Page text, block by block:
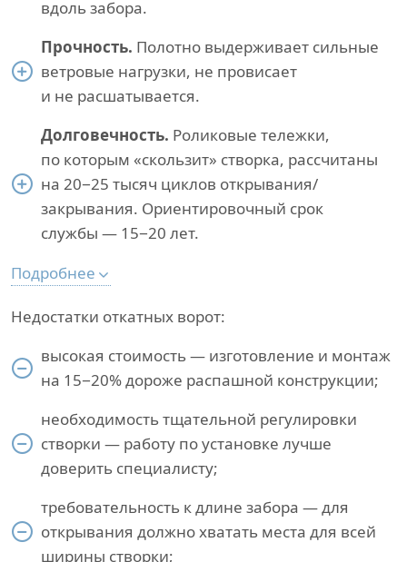
вдоль забора.
Прочность. Полотно выдерживает сильные
ветровые нагрузки, не провисает
и не расшатывается.
Долговечность. Роликовые тележки,
по которым «скользит» створка, рассчитаны
на 20−25 тысяч циклов открывания/
закрывания. Ориентировочный срок
службы — 15−20 лет.
Подробнее
Недостатки откатных ворот:
высокая стоимость — изготовление и монтаж
на 15−20% дороже распашной конструкции;
необходимость тщательной регулировки
створки — работу по установке лучше
доверить специалисту;
требовательность к длине забора — для
открывания должно хватать места для всей
ширины створки;